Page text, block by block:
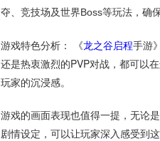
夺、竞技场及世界Boss等玩法，确
游戏特色分析： 《龙之谷启程手游
还是热衷激烈的PVP对战，都可以
玩家的沉浸感。
游戏的画面表现也值得一提，无论
剧情设定，可以让玩家深入感受到